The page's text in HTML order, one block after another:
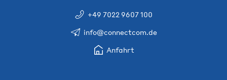
+49 7022 9607 100
info@connectcom.de
Anfahrt